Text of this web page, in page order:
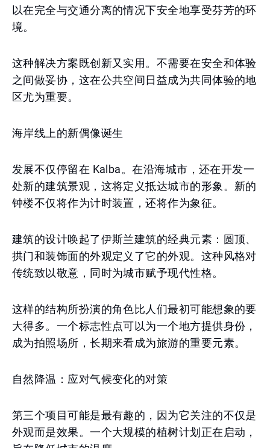
以在完全与交通分离的情况下安全地享受芬芳的环
境。
这种解决方案既创新又实用。不需要在安全和体验
之间做妥协，这在公共空间日益成为共同体验的地
区尤为重要。
海岸线上的新偶像诞生
发展不仅停留在 Kalba。在沿海城市，还在开发一
处新的建筑景观，这将定义抵达城市的形象。新的
钟楼不仅将作为计时装置，还将作为象征。
建筑的设计唤起了伊斯兰建筑的经典元素：圆顶、
拱门和装饰面的外观定义了它的外观。这种风格对
传统致以敬意，同时为城市赋予现代性格。
这样的结构所扮演的角色比人们最初可能想象的要
大得多。一个标志性点可以为一个地方提供身份，
成为拍照场所，长期来看成为旅游的重要元素。
自然降温：应对气候变化的对策
第三个项目可能是最有趣的，因为它关注的不仅是
外观而是效果。一个大规模的植树计划正在启动，